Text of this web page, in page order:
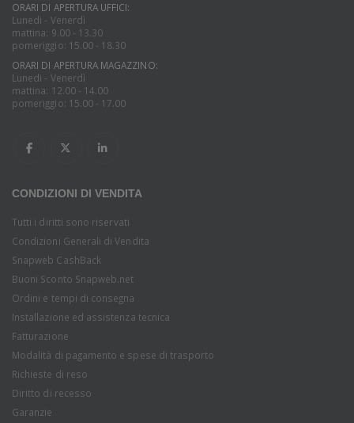
ORARI DI APERTURA UFFICI:
Lunedi - Venerdì
mattina: 9.00 - 13.30
pomeriggio: 15.00 - 18.30
ORARI DI APERTURA MAGAZZINO:
Lunedi - Venerdì
mattina: 12.00 - 14.00
pomeriggio: 15.00 - 17.00
CONDIZIONI DI VENDITA
Tutti i diritti sono riservati
Condizioni Generali di Vendita
Snapweb CashBack
Buoni Sconto Snapweb.net
Ordini e tempi di consegna
Installazione ed assistenza tecnica
Fatturazione
Modalità di pagamento e spese di trasporto
Richieste di reso
Diritto di recesso
Garanzie